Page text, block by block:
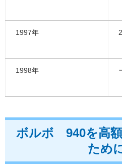
1997年
1998年
ボルボ 940を高額
ため